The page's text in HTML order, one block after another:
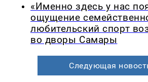
«Именно здесь у нас
ощущение
любительский спорт
во дворы Самары
Следующая